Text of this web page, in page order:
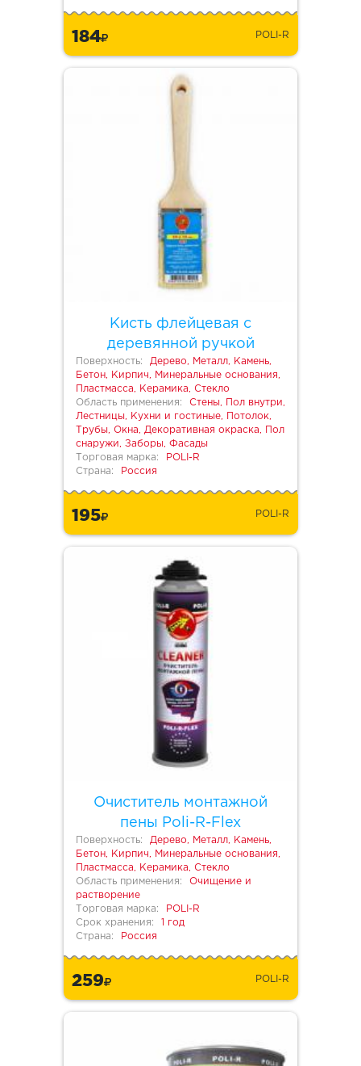
184 POLI-R
Кисть флейцевая с
деревянной ручкой
Поверхность:
Дерево, Металл, Камень,
Бетон, Кирпич, Минеральные основания,
Пластмасса, Керамика, Стекло
Область применения:
Стены, Пол внутри,
Лестницы, Кухни и гостиные, Потолок,
Трубы, Окна, Декоративная окраска, Пол
снаружи, Заборы, Фасады
Торговая марка:
POLI-R
Страна:
Россия
195 POLI-R
Очиститель монтажной
пены Poli-R-Flex
Поверхность:
Дерево, Металл, Камень,
Бетон, Кирпич, Минеральные основания,
Пластмасса, Керамика, Стекло
Область применения:
Очищение и
растворение
Торговая марка:
POLI-R
Срок хранения:
1 год
Страна:
Россия
259 POLI-R